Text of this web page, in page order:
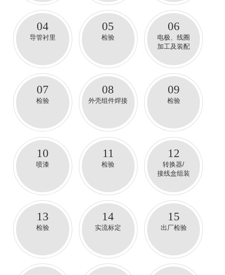
04
导管衬里
05
检验
06
电极、线圈
加工及装配
07
检验
08
外壳组件焊接
09
检验
10
喷漆
11
检验
12
转换器/
接线盒组装
13
检验
14
实流标定
15
出厂检验